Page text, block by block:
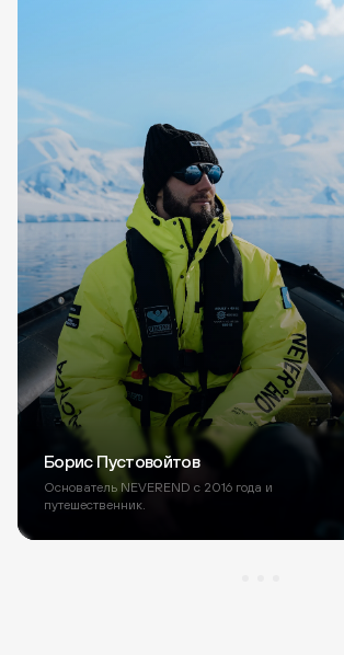
Борис Пустовойтов
Основатель NEVEREND с 2016 года и
путешественник.